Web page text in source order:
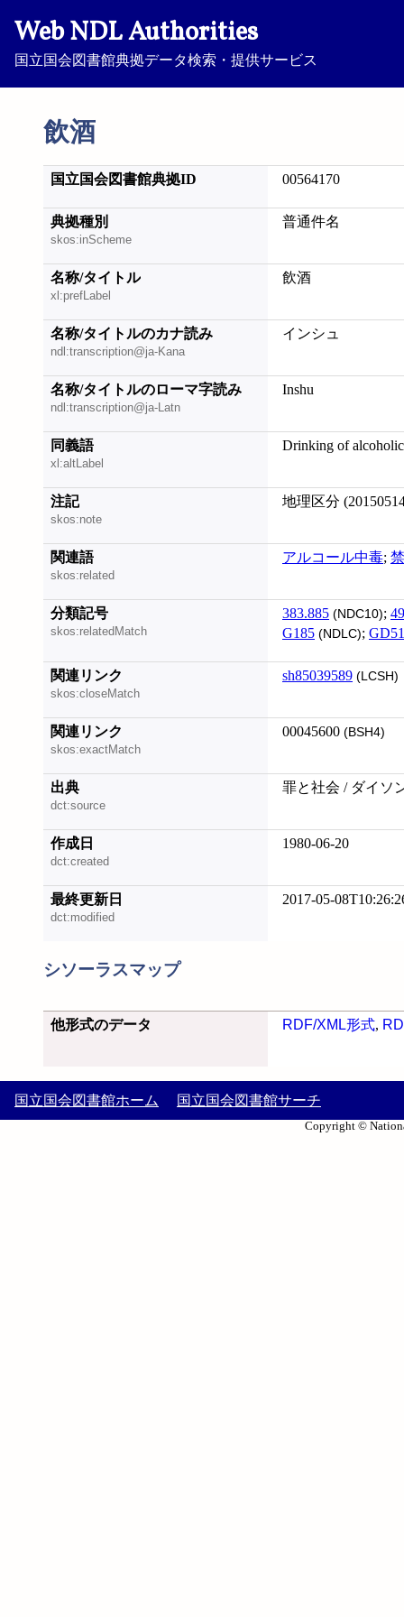
Web NDL Authorities
国立国会図書館典拠データ検索・提供サービス
飲酒
国立国会図書館典拠ID 00564170
典拠種別
skos:inScheme
普通件名
名称/タイトル
xl:prefLabel
飲酒
名称/タイトルのカナ読み
ndl:transcription@ja-Kana
インシュ
名称/タイトルのローマ字読み
ndl:transcription@ja-Latn
Inshu
同義語
xl:altLabel
Drinking of alcoholic
注記
skos:note
地理区分
関連語
skos:related
アルコール中毒;
分類記号
skos:relatedMatch
383.885 (NDC10);
G185 (NDLC); GD51
関連リンク
skos:closeMatch
sh85039589 (LCSH)
関連リンク
skos:exactMatch
00045600 (BSH4)
出典
dct:source
罪と社会 / ダイソ
作成日
dct:created
1980-06-20
最終更新日
dct:modified
2017-05-
シソーラスマップ
他形式のデータ RDF/XML形式,
国立国会図書館ホーム 国立国会図書館サーチ
Copyright ©